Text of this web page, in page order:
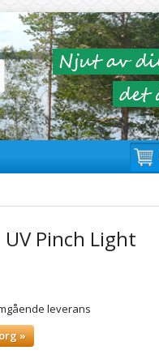
UV Pinch Light
leverans
»